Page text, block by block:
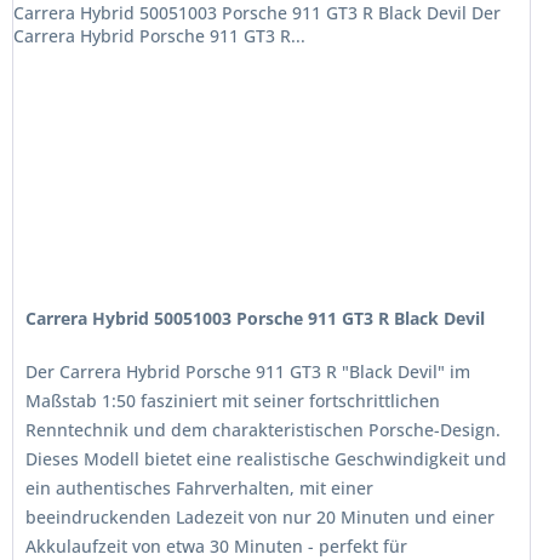
Carrera Hybrid 50051003 Porsche 911 GT3 R Black Devil Der
Carrera Hybrid Porsche 911 GT3 R...
Carrera Hybrid 50051003 Porsche 911 GT3 R Black Devil
Der Carrera Hybrid Porsche 911 GT3 R "Black Devil" im
Maßstab 1:50 fasziniert mit seiner fortschrittlichen
Renntechnik und dem charakteristischen Porsche-Design.
Dieses Modell bietet eine realistische Geschwindigkeit und
ein authentisches Fahrverhalten, mit einer
beeindruckenden Ladezeit von nur 20 Minuten und einer
Akkulaufzeit von etwa 30 Minuten - perfekt für